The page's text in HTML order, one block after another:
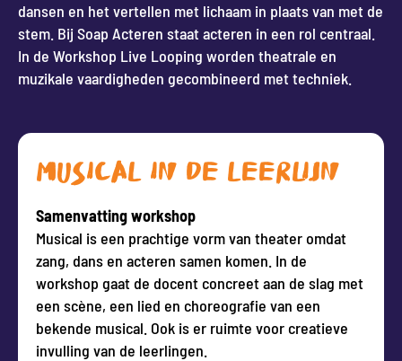
dansen en het vertellen met lichaam in plaats van met de
stem. Bij Soap Acteren staat acteren in een rol centraal.
In de Workshop Live Looping worden theatrale en
muzikale vaardigheden gecombineerd met techniek.
MUSICAL IN DE LEERLIJN
Samenvatting workshop
Musical is een prachtige vorm van theater omdat
zang, dans en acteren samen komen. In de
workshop gaat de docent concreet aan de slag met
een scène, een lied en choreografie van een
bekende musical. Ook is er ruimte voor creatieve
invulling van de leerlingen.